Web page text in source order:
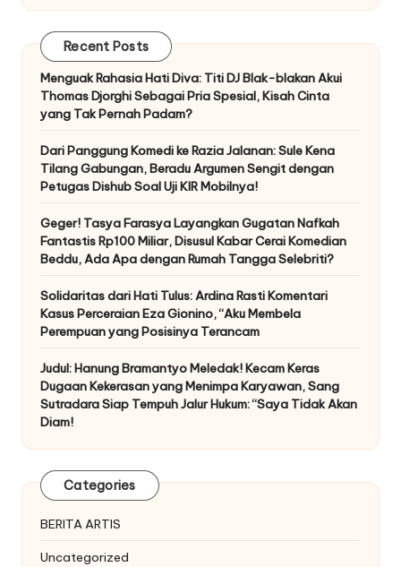
Recent Posts
Menguak Rahasia Hati Diva: Titi DJ Blak-blakan Akui
Thomas Djorghi Sebagai Pria Spesial, Kisah Cinta
yang Tak Pernah Padam?
Dari Panggung Komedi ke Razia Jalanan: Sule Kena
Tilang Gabungan, Beradu Argumen Sengit dengan
Petugas Dishub Soal Uji KIR Mobilnya!
Geger! Tasya Farasya Layangkan Gugatan Nafkah
Fantastis Rp100 Miliar, Disusul Kabar Cerai Komedian
Beddu, Ada Apa dengan Rumah Tangga Selebriti?
Solidaritas dari Hati Tulus: Ardina Rasti Komentari
Kasus Perceraian Eza Gionino, “Aku Membela
Perempuan yang Posisinya Terancam
Judul: Hanung Bramantyo Meledak! Kecam Keras
Dugaan Kekerasan yang Menimpa Karyawan, Sang
Sutradara Siap Tempuh Jalur Hukum: “Saya Tidak Akan
Diam!
Categories
BERITA ARTIS
Uncategorized